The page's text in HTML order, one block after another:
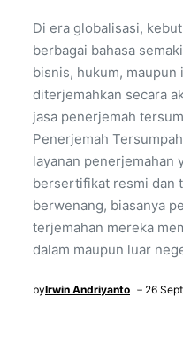
Di era globalisasi,
berbagai bahasa
bisnis, hukum,
diterjemahkan secara
jasa penerjemah
Penerjemah
layanan penerjemahan
bersertifikat resmi dan
berwenang, biasanya
terjemahan mereka
dalam maupun luar
byIrwin Andriyanto 26